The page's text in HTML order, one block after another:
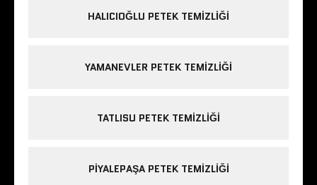
HALICIOĞLU PETEK TEMIZLIĞI
YAMANEVLER PETEK TEMIZLIĞI
TATLISU PETEK TEMIZLIĞI
PIYALEPAŞA PETEK TEMIZLIĞI